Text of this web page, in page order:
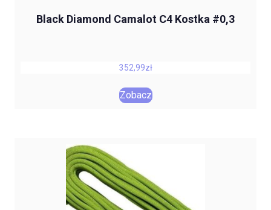
Black Diamond Camalot C4 Kostka #0,3
352,99zł
Zobacz